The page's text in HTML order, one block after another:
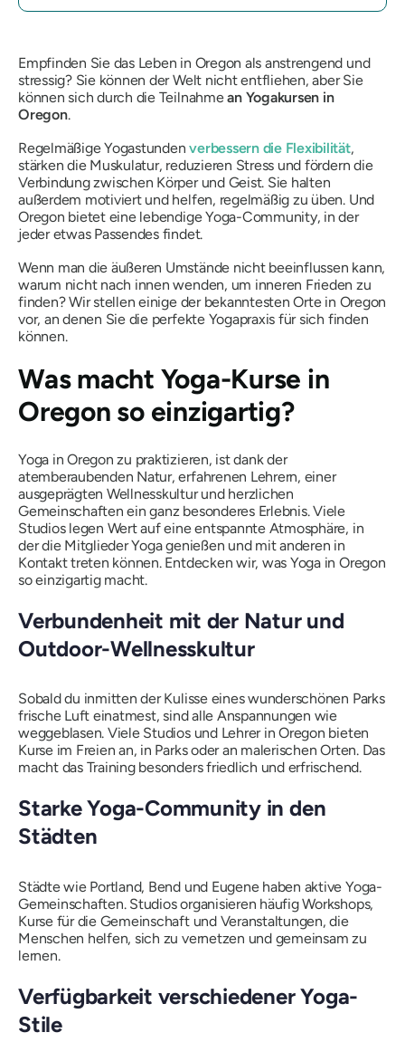
Empfinden Sie das Leben in Oregon als anstrengend und
stressig? Sie können der Welt nicht entfliehen, aber Sie
können sich durch die Teilnahmean Yogakursen in
Oregon.
Regelmäßige Yogastundenverbessern die Flexibilität,
stärken die Muskulatur, reduzieren Stress und fördern die
Verbindung zwischen Körper und Geist. Sie halten
außerdem motiviert und helfen, regelmäßig zu üben. Und
Oregon bietet eine lebendige Yoga-Community, in der
jeder etwas Passendes findet.
Wenn man die äußeren Umstände nicht beeinflussen kann,
warum nicht nach innen wenden, um inneren Frieden zu
finden? Wir stellen einige der bekanntesten Orte in Oregon
vor, an denen Sie die perfekte Yogapraxis für sich finden
können.
Was macht Yoga-Kurse in
Oregon so einzigartig?
Yoga in Oregon zu praktizieren, ist dank der
atemberaubenden Natur, erfahrenen Lehrern, einer
ausgeprägten Wellnesskultur und herzlichen
Gemeinschaften ein ganz besonderes Erlebnis. Viele
Studios legen Wert auf eine entspannte Atmosphäre, in
der die Mitglieder Yoga genießen und mit anderen in
Kontakt treten können. Entdecken wir, was Yoga in Oregon
so einzigartig macht.
Verbundenheit mit der Natur und
Outdoor-Wellnesskultur
Sobald du inmitten der Kulisse eines wunderschönen Parks
frische Luft einatmest, sind alle Anspannungen wie
weggeblasen. Viele Studios und Lehrer in Oregon bieten
Kurse im Freien an, in Parks oder an malerischen Orten. Das
macht das Training besonders friedlich und erfrischend.
Starke Yoga-Community in den
Städten
Städte wie Portland, Bend und Eugene haben aktive Yoga-
Gemeinschaften. Studios organisieren häufig Workshops,
Kurse für die Gemeinschaft und Veranstaltungen, die
Menschen helfen, sich zu vernetzen und gemeinsam zu
lernen.
Verfügbarkeit verschiedener Yoga-
Stile